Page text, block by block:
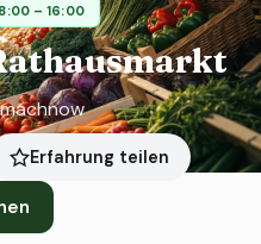
– 16:00
Erfahrung teilen